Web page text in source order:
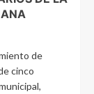
de
cinco